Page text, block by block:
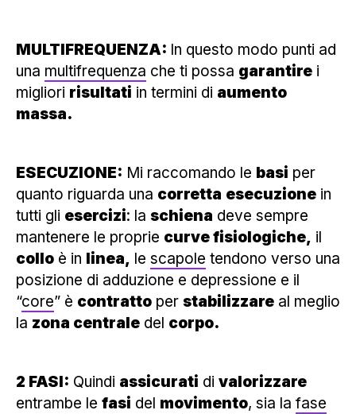
MULTIFREQUENZA: In questo modo punti ad
una multifrequenza che ti possa garantire i
migliori risultati in termini di aumento
massa.
ESECUZIONE: Mi raccomando le basi per
quanto riguarda una corretta esecuzione in
tutti gli esercizi: la schiena deve sempre
mantenere le proprie curve fisiologiche, il
collo è in linea, le scapole tendono verso una
posizione di adduzione e depressione e il
“core” è contratto per stabilizzare al meglio
la zona centrale del corpo.
2 FASI: Quindi assicurati di valorizzare
entrambe le fasi del movimento, sia la fase